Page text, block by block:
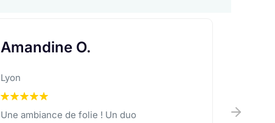
John and Lucy
Birmingham
Just2Swing are more than authentic: they
Des